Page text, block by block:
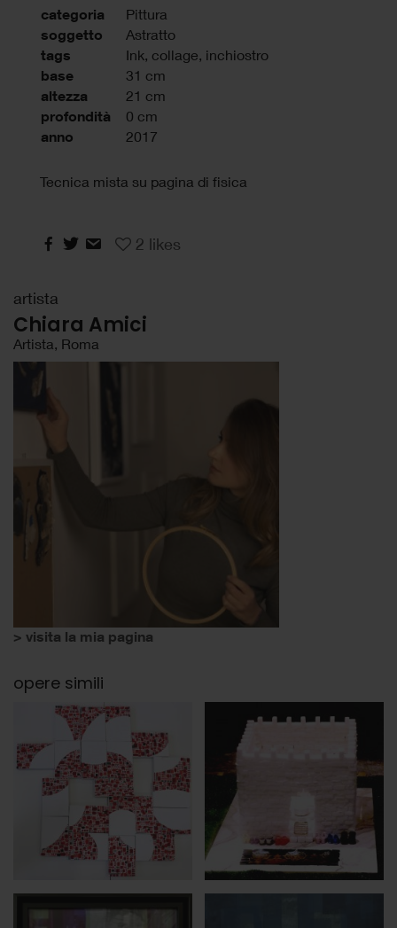
categoria Pittura
soggetto Astratto
tags Ink collage inchiostro
base 31 cm
altezza 21 cm
profondità 0 cm
anno 2017
Tecnica mista su pagina di fisica
2 likes
artista
Chiara Amici
Artista, Roma
> visita la mia pagina
opere simili